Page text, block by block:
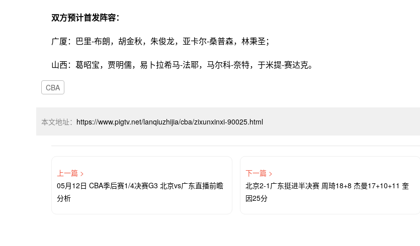
双方预计首发阵容：
广厦：巴里-布朗，胡金秋，朱俊龙，亚卡尔-桑普森，林秉圣；
山西：葛昭宝，贾明儒，易卜拉希马-法耶，马尔科-奈特，于米提-赛达克。
CBA
本文地址： https://www.pigtv.net/lanqiuzhijia/cba/zixunxinxi-90025.html
上一篇 >
05月12日 CBA季后赛1/4决赛G3 北京vs广东直播前瞻
分析
下一篇 >
北京2-1广东挺进半决赛 周琦18+8 杰曼17+10+11 奎
因25分